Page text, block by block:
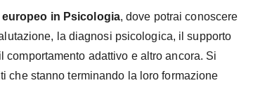
europeo in Psicologia, dove potrai conoscere
la diagnosi psicologica, il supporto
adattivo e altro ancora. Si
che stanno terminando la loro formazione